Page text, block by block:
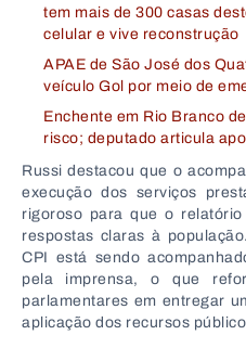
tem mais de 300 casas
celular e vive reconstrução
APAE de São José dos
veículo Gol por meio de
Enchente em Rio Branco
risco; deputado articula
Russi destacou que o
execução dos serviços
rigoroso para que o
respostas claras à
CPI está sendo
pela imprensa, o que
parlamentares em entregar
aplicação dos recursos